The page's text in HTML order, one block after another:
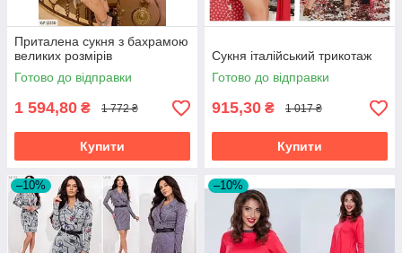
Приталена сукня з бахрамою
великих розмірів
Готово до відправки
1 594,80 ₴ 1 772 ₴
Купити
Сукня італійський трикотаж
Готово до відправки
915,30 ₴ 1 017 ₴
Купити
–10% –10%